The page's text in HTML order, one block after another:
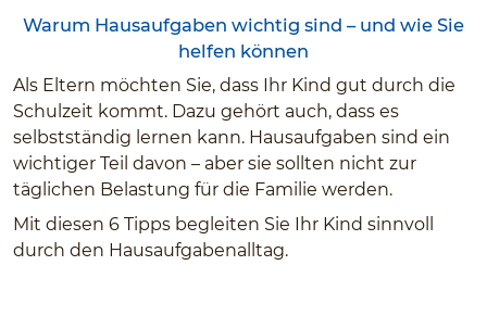
Warum Hausaufgaben wichtig sind – und wie Sie
helfen können
Als Eltern möchten Sie, dass Ihr Kind gut durch die
Schulzeit kommt. Dazu gehört auch, dass es
selbstständig lernen kann. Hausaufgaben sind ein
wichtiger Teil davon – aber sie sollten nicht zur
täglichen Belastung für die Familie werden.
Mit diesen 6 Tipps begleiten Sie Ihr Kind sinnvoll
durch den Hausaufgabenalltag.